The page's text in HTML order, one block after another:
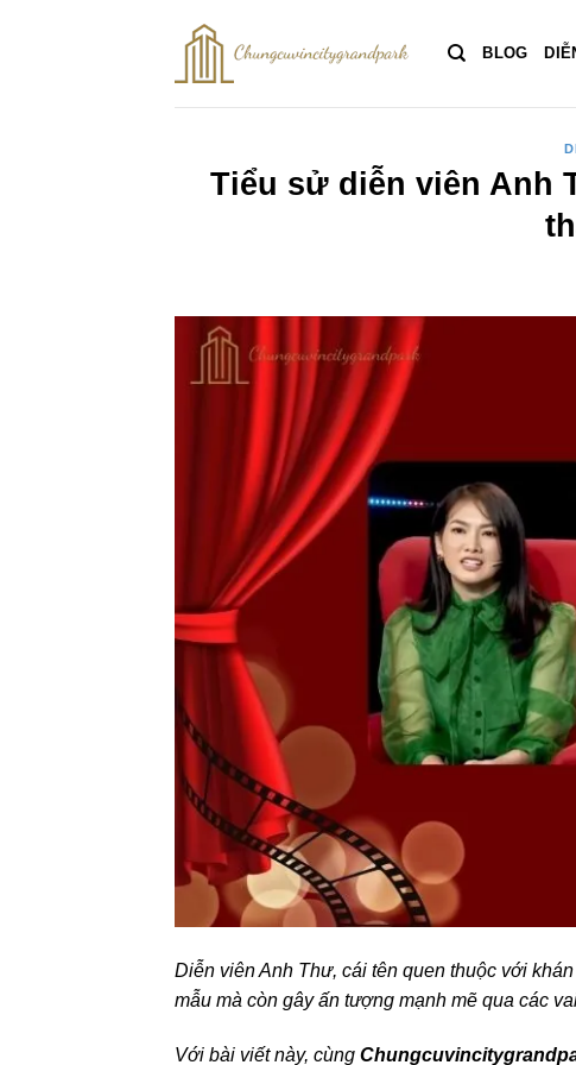
BLOG
Tiểu sử diễn viên Anh
Diễn viên Anh Thư, cái tên quen thuộc với
mẫu mà còn gây ấn tượng mạnh mẽ qua các
Với bài viết này, cùng